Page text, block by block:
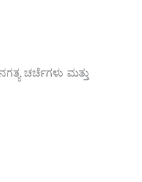
ಚರ್ಚೆಗಳು ಮತ್ತು